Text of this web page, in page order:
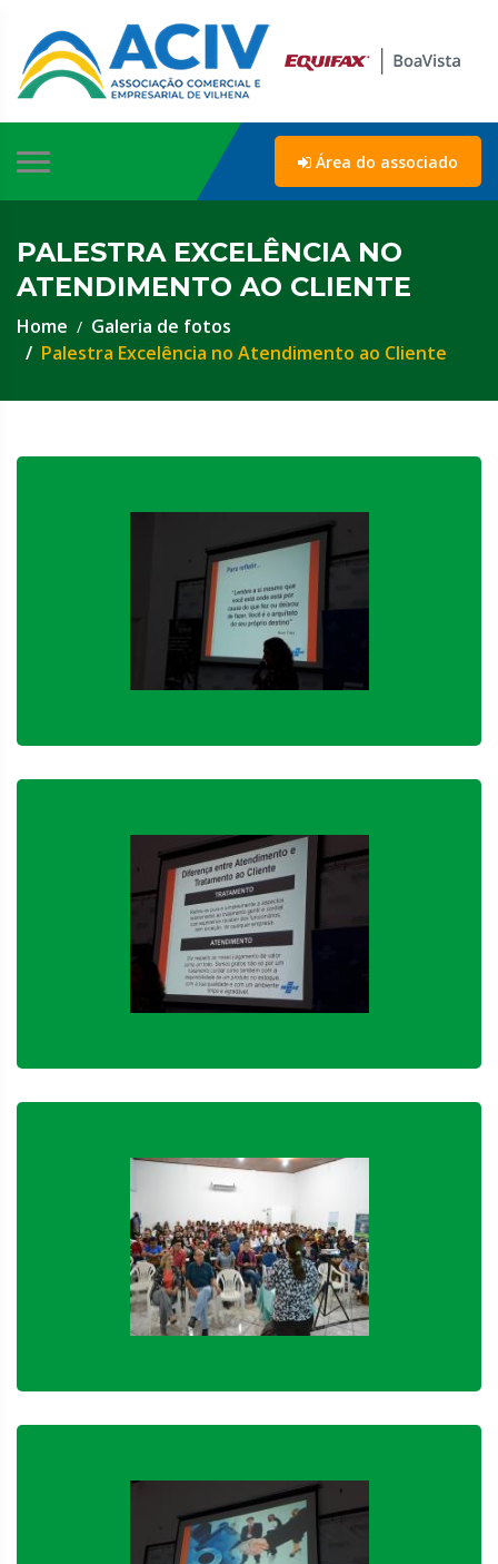
Área do associado
PALESTRA EXCELÊNCIA NO
ATENDIMENTO AO CLIENTE
Home
Galeria de fotos
Palestra Excelência no Atendimento ao Cliente